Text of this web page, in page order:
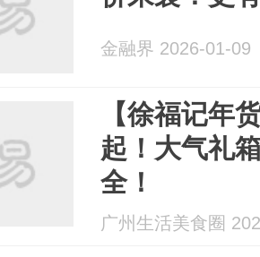
金融界 2026-01-09
【徐福记年
起！大气礼
全！
广州生活美食圈